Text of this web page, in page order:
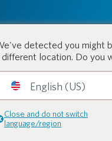
detected you might
different location. Do you
English (US)
Close and do not switch
language/region